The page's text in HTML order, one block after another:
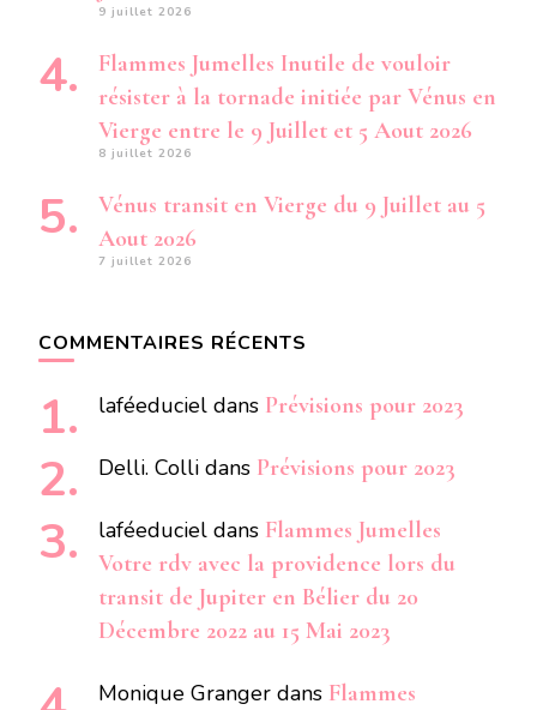
9 juillet 2026
Flammes Jumelles Inutile de vouloir
résister à la tornade initiée par Vénus en
Vierge entre le 9 Juillet et 5 Aout 2026
8 juillet 2026
Vénus transit en Vierge du 9 Juillet au 5
Aout 2026
7 juillet 2026
COMMENTAIRES RÉCENTS
laféeduciel dans Prévisions pour 2023
Delli. Colli dans Prévisions pour 2023
laféeduciel dans Flammes Jumelles
Votre rdv avec la providence lors du
transit de Jupiter en Bélier du 20
Décembre 2022 au 15 Mai 2023
Monique Granger dans Flammes